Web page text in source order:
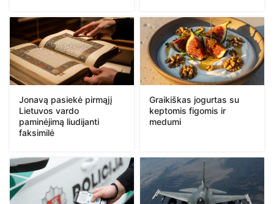
Jonavą pasiekė pirmąjį
Lietuvos vardo
paminėjimą liudijanti
faksimilė
Graikiškas jogurtas su
keptomis figomis ir
medumi